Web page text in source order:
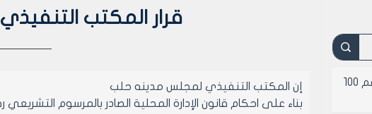
قرار المكتب التنفيذي
إن المكتب التنفيذي لمجلس مدينه حلب
بناء على احكام قانون الإدارة المحلية الصادر بالمرسوم التشريعي رقم /15/ لعام 1971 ولائحته التنفيذية
قرار المكتب التنفيذي للمدينة رقم 100